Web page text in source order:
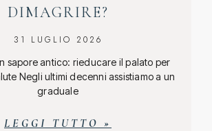
DIMAGRIRE?
31 LUGLIO 2026
sapore antico: rieducare il palato per
Negli ultimi decenni assistiamo a un
graduale
LEGGI TUTTO »